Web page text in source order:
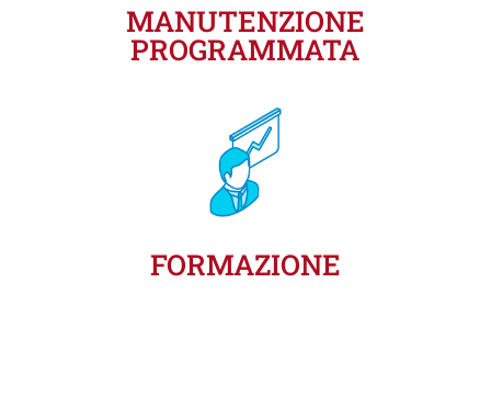
MANUTENZIONE
PROGRAMMATA
FORMAZIONE